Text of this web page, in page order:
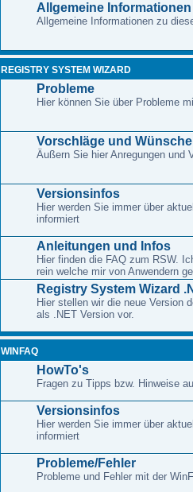
Allgemeine Informationen
Allgemeine Informationen zu
REGISTRY SYSTEM WIZARD
Probleme
Hier können Sie über Probleme
Vorschläge und Wünsche
Äußern Sie hier Anregungen und
Versionsinfos
Hier werden Sie immer über
informiert
Anleitungen und Infos
Hier finden die FAQ zum RSW.
rein welche mir von Anwendern
Registry System Wizard
Hier stellen wir die neue Version
als .NET Version vor.
WINFAQ
HowTo's
Fragen zu Tipps bzw. Hinweise
Versionsinfos
Hier werden Sie immer über
informiert
Probleme/Fehler
Probleme und Fehler mit der